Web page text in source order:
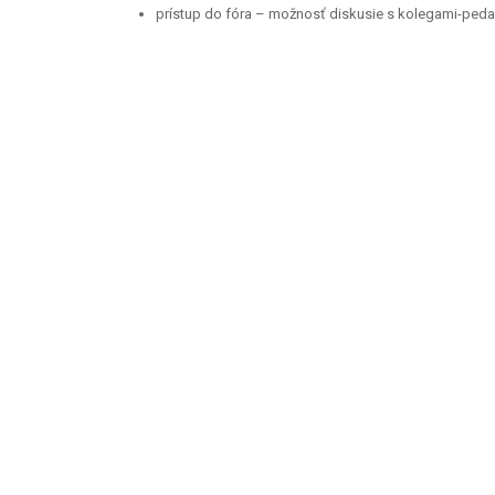
prístup do fóra – možnosť diskusie s kolegami-